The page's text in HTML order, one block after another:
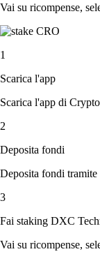
Vai su ricompense,
1
Scarica l'app
Scarica l'app di
2
Deposita fondi
Deposita fondi
3
Fai staking DXC
Vai su ricompense,